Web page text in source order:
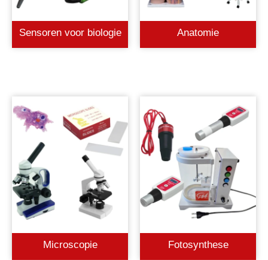
Sensoren voor biologie Anatomie
Microscopie Fotosynthese